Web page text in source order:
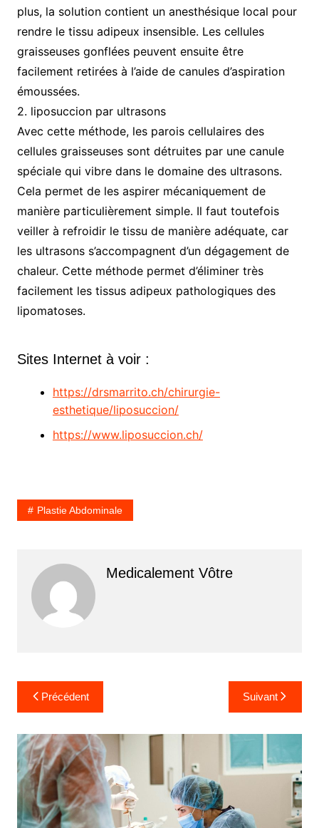
plus, la solution contient un anesthésique local pour
rendre le tissu adipeux insensible. Les cellules
graisseuses gonflées peuvent ensuite être
facilement retirées à l’aide de canules d’aspiration
émoussées.
2. liposuccion par ultrasons
Avec cette méthode, les parois cellulaires des
cellules graisseuses sont détruites par une canule
spéciale qui vibre dans le domaine des ultrasons.
Cela permet de les aspirer mécaniquement de
manière particulièrement simple. Il faut toutefois
veiller à refroidir le tissu de manière adéquate, car
les ultrasons s’accompagnent d’un dégagement de
chaleur. Cette méthode permet d’éliminer très
facilement les tissus adipeux pathologiques des
lipomatoses.
Sites Internet à voir :
https://drsmarrito.ch/chirurgie-
esthetique/liposuccion/
https://www.liposuccion.ch/
Plastie Abdominale
Medicalement Vôtre
Navigation
de
l’article
Précédent Suivant